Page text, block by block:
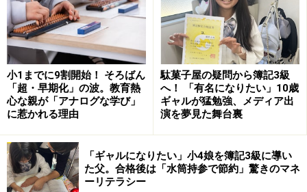
ない場面にばかり意識が向きます。子供を見るたびに、
「また約束をやぶってる」「お約束したよね？ 」等、口
調が強くなりがちです。
しかし、「約束」という言葉を叱る場面で使うことによ
り、子供の中でネガティブなイメージと紐づいて記憶さ
供の機嫌が悪くなるのも、お互いにとってストレスです
よね。「約束」の存在はポジティブな体験で伝えてあげ
るように、心がけてみましょう。
小1までに9割開始！ そろばん
「超・早期化」の波。教育熱
心な親が「アナログな学び」
に惹かれる理由
駄菓子屋の疑問から簿記3級
へ！ 「有名になりたい」10歳
ギャルが猛勉強、メディア出
演を夢見た舞台裏
「ギャルになりたい」小4娘を簿記3級に導い
た父。合格後は「水筒持参で節約」驚きのマネ
ーリテラシー